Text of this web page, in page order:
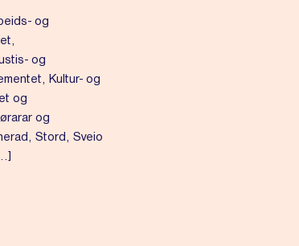
og
og
Kultur- og
og
og
Stord, Sveio